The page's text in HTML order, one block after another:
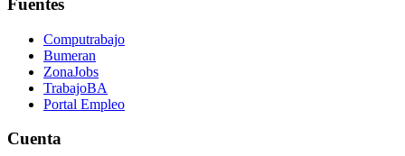
Fuentes
Computrabajo
Bumeran
ZonaJobs
TrabajoBA
Portal Empleo
Cuenta